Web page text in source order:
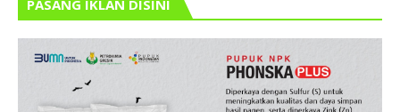
PASANG IKLAN DISINI